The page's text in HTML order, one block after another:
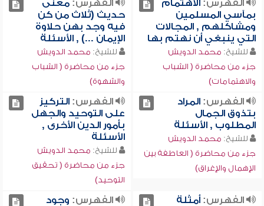
الفهرس:الاهتمام
بمآسي المسلمين
ومشاكلهم , المجالات
التي ينبغي أن نهتم بها
للشيخ: محمد الدويش
جزء من محاضرة ( الشباب
والاهتمامات)
الفهرس:معنى
حديث (ثلاث من كن
فيه وجد بهن حلاوة
الإيمان ...) , الأسئلة
للشيخ: محمد الدويش
جزء من محاضرة ( الشباب
والشهوة)
الفهرس:المراد
بتذوق الجمال
المطلوب , الأسئلة
للشيخ: محمد الدويش
جزء من محاضرة ( العاطفة بين
الإهمال والإغراق)
الفهرس:التركيز
على التوحيد والجهل
بأمور الدين الأخرى ,
الأسئلة
للشيخ: محمد الدويش
جزء من محاضرة ( تحقيق
التوحيد)
الفهرس:أمثلة
الفهرس: وجود